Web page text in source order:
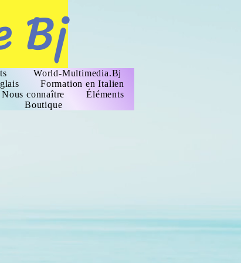
Bj
World-Multimedia.Bj
Formation en Italien
Nous connaître
Éléments
Boutique